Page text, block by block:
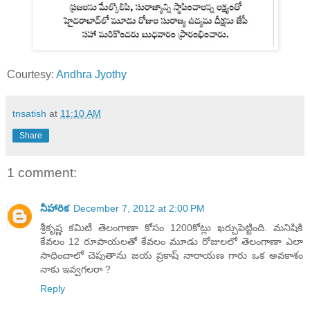
Courtesy: Andhra Jyothy
tnsatish at 11:10 AM
Share
1 comment:
నీహారిక December 7, 2012 at 2:00 PM
శ్రీకృష్ణ కమిటీ తెలంగాణా కోసం 1200కోట్లు ఖర్చుపెట్టింది. మనిషికి
కేవలం 12 రూపాయలతో కేవలం మూడు రోజులలో తెలంగాణా ఎలా
సాధించాలో చెపుతాను జయ ప్రకాష్ నారాయణ గారు ఒక అవకాశం
నాకు ఇవ్వగలరా ?
Reply